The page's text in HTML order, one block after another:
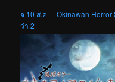
จ 10 ส.ค. – Okinawan Horror
ว่า 2